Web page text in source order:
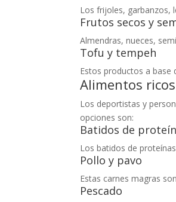
Los frijoles, garbanzos,
Frutos secos y
Almendras, nueces,
Tofu y tempeh
Estos productos a base
Alimentos
Los deportistas y
opciones son:
Batidos de
Los batidos de
Pollo y pavo
Estas carnes magras
Pescado